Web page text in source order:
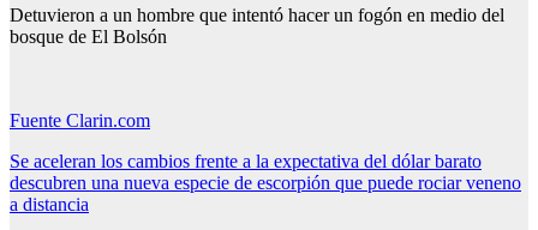
Detuvieron a un hombre que intentó hacer un fogón en medio del
bosque de El Bolsón
Fuente Clarin.com
Navegación
de
Se aceleran los cambios frente a la expectativa del dólar barato
descubren una nueva especie de escorpión que puede rociar veneno
a distancia